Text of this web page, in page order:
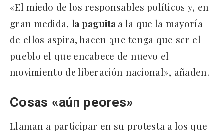
«El miedo de los responsables políticos y, en
gran medida, la paguitaa la que la mayoría
de ellos aspira, hacen que tenga que ser el
pueblo el que encabece de nuevo el
movimiento de liberación nacional», añaden.
Cosas «aún peores»
Llaman a participar en su protesta a los que